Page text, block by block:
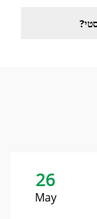
26
May